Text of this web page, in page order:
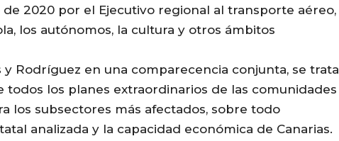
2020 por el Ejecutivo regional al transporte aéreo,
los autónomos, la cultura y otros ámbitos
Rodríguez en una comparecencia conjunta, se trata
todos los planes extraordinarios de las comunidades
los subsectores más afectados, sobre todo
analizada y la capacidad económica de Canarias.